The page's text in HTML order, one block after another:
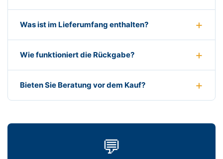
Was ist im Lieferumfang enthalten?
Wie funktioniert die Rückgabe?
Bieten Sie Beratung vor dem Kauf?
💬